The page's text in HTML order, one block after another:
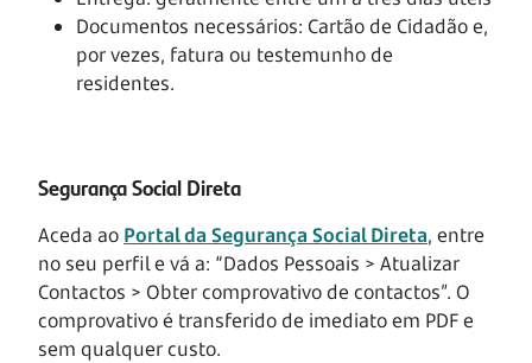
Documentos necessários: Cartão de Cidadão e,
por vezes, fatura ou testemunho de
residentes.
Segurança Social Direta
Aceda ao Portal da Segurança Social Direta, entre
no seu perfil e vá a: “Dados Pessoais > Atualizar
Contactos > Obter comprovativo de contactos”. O
comprovativo é transferido de imediato em PDF e
sem qualquer custo.